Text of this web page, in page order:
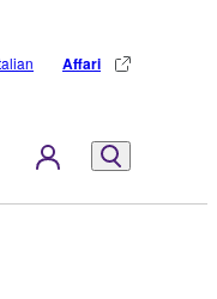
Affari